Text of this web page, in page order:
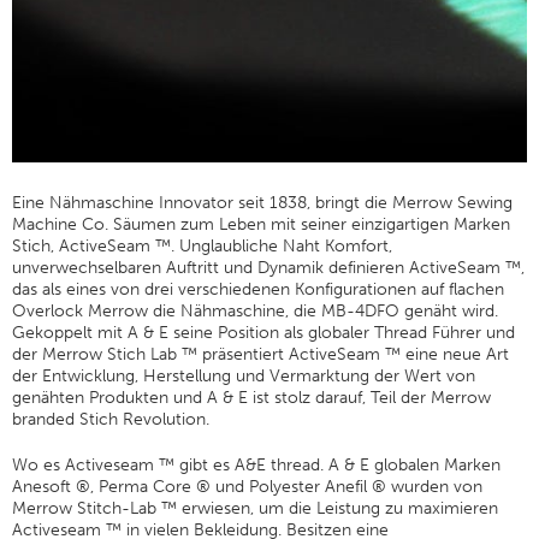
Workshops
Garnauswahl-Logik
Glossar
Garnverbrauch Und -kosten
ANECALC
Technische Bulletins
Allgemeines
Technische Textilien
Eine Nähmaschine Innovator seit 1838, bringt die Merrow Sewing
Machine Co. Säumen zum Leben mit seiner einzigartigen Marken
Stich, ActiveSeam ™. Unglaubliche Naht Komfort,
unverwechselbaren Auftritt und Dynamik definieren ActiveSeam ™,
das als eines von drei verschiedenen Konfigurationen auf flachen
Overlock Merrow die Nähmaschine, die MB-4DFO genäht wird.
Gekoppelt mit A & E seine Position als globaler Thread Führer und
der Merrow Stich Lab ™ präsentiert ActiveSeam ™ eine neue Art
der Entwicklung, Herstellung und Vermarktung der Wert von
genähten Produkten und A & E ist stolz darauf, Teil der Merrow
branded Stich Revolution.
Wo es Activeseam ™ gibt es A&E thread. A & E globalen Marken
Anesoft ®, Perma Core ® und Polyester Anefil ® wurden von
Merrow Stitch-Lab ™ erwiesen, um die Leistung zu maximieren
Activeseam ™ in vielen Bekleidung. Besitzen eine